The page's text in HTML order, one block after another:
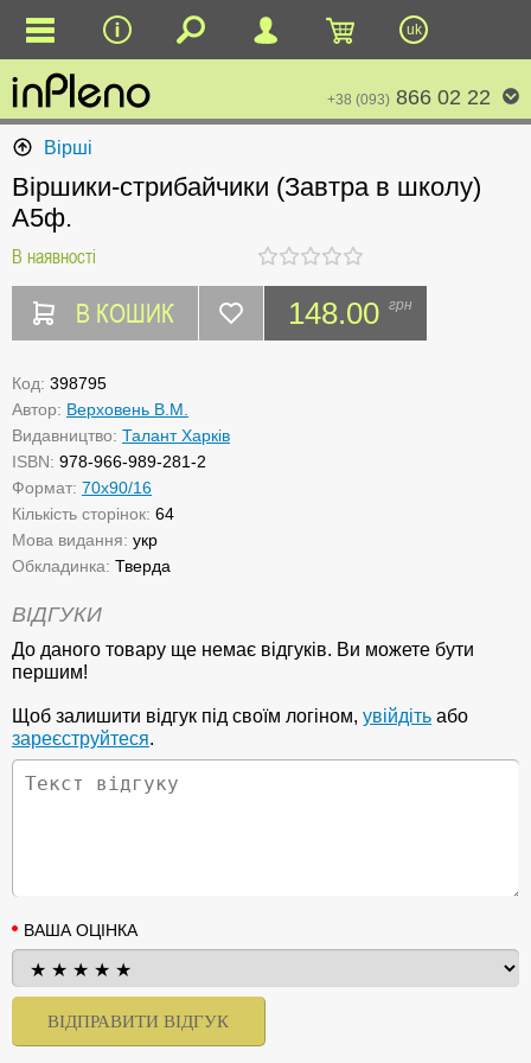
uk
+38 (093) 866 02 22
Вірші
Віршики-стрибайчики (Завтра в школу)
А5ф.
В наявності
В КОШИК 148.00 грн
Код: 398795
Автор: Верховень В.М.
Видавництво: Талант Харків
ISBN: 978-966-989-281-2
Формат: 70х90/16
Кількість сторінок: 64
Мова видання: укр
Обкладинка: Тверда
ВІДГУКИ
До даного товару ще немає відгуків. Ви можете бути
першим!
Щоб залишити відгук під своїм логіном, увійдіть або
зареєструйтеся.
ВАША ОЦІНКА